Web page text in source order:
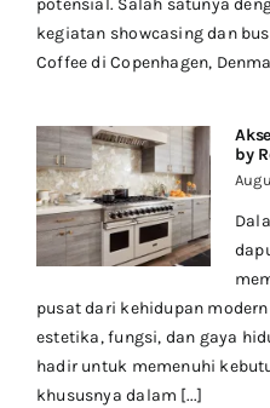
potensial. Salah satunya
kegiatan showcasing dan
Coffee di Copenhagen,
by
pusat dari kehidupan
estetika, fungsi, dan gaya
hadir untuk memenuhi
khususnya dalam [...]